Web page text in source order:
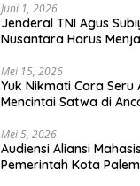
Juni 1, 2026
Jenderal TNI Agus
Nusantara Harus
Mei 15, 2026
Yuk Nikmati Cara
Mencintai Satwa di
Mei 5, 2026
Audiensi Aliansi
Pemerintah Kota